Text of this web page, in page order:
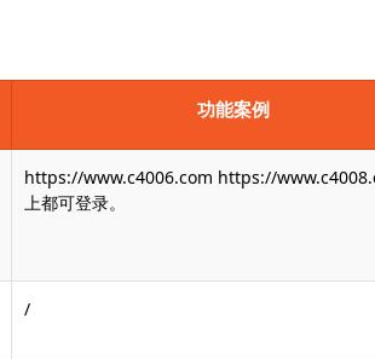
功能案例
https://www.c4006.com https://
上都可登录。
/